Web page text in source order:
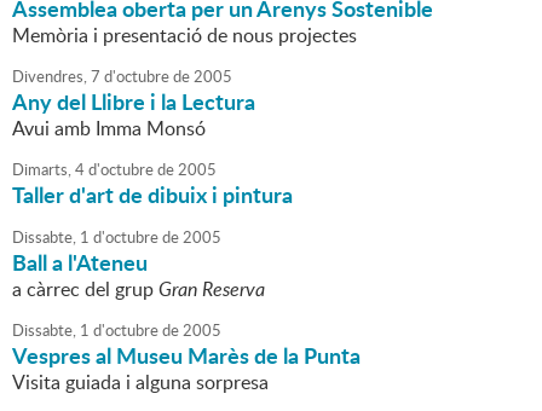
Assemblea oberta per un Arenys Sostenible
Memòria i presentació de nous projectes
Divendres,7 d'octubrede2005
Any del Llibre i la Lectura
Avui amb Imma Monsó
Dimarts,4d'octubrede2005
Taller d'art de dibuix i pintura
Dissabte, 1 d'octubrede2005
Ball a l'Ateneu
a càrrec del grupGran Reserva
Dissabte, 1 d'octubrede2005
Vespres al Museu Marès de la Punta
Visita guiada i alguna sorpresa